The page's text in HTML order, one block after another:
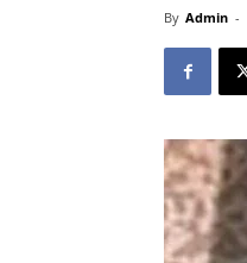
By Admin -